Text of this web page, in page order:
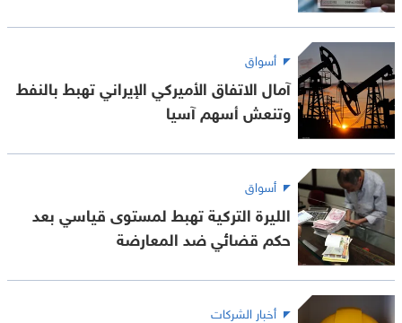
أسواق
آمال الاتفاق الأميركي الإيراني تهبط بالنفط
وتنعش أسهم آسيا
أسواق
الليرة التركية تهبط لمستوى قياسي بعد
حكم قضائي ضد المعارضة
أخبار الشركات